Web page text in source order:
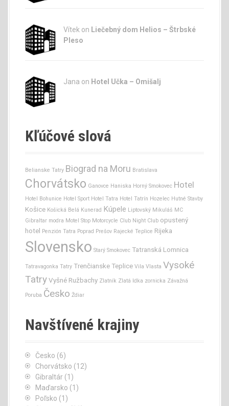
Vítek on Liečebný dom Helios – Štrbské
Pleso
Jana on Hotel Učka – Omišalj
Kľúčové slová
Belianske Tatry Biograd na Moru Bratislava
Chorvátsko Ganovce Haniska Horný Smokovec Hotel
Hotel Bohunice Hotel Sport Hotel Tatra Hotel Tatrín Hozelec Hutné Stavby
Košice Košická Belá Kunerad Kúpele Liptovský Mikuláš MC
Gibraltar modra Motel Stop Motorcycle Club Night Club opustený
hotel Penzión Tatra Poprad Prešov Rajecké Teplice Rijeka
Slovensko Starý Smokovec Tatranská Lomnica
Tatravagonka Tatry Trenčianske Teplice Vila Vlasta Vysoké
Tatry Vyšné Ružbachy Zlatník Zlatá Idka zornicka Závažná
Poruba Česko Ždiar
Navštívené krajiny
Česko (6)
Chorvátsko (12)
Gibraltár (1)
Maďarsko (1)
Poľsko (1)